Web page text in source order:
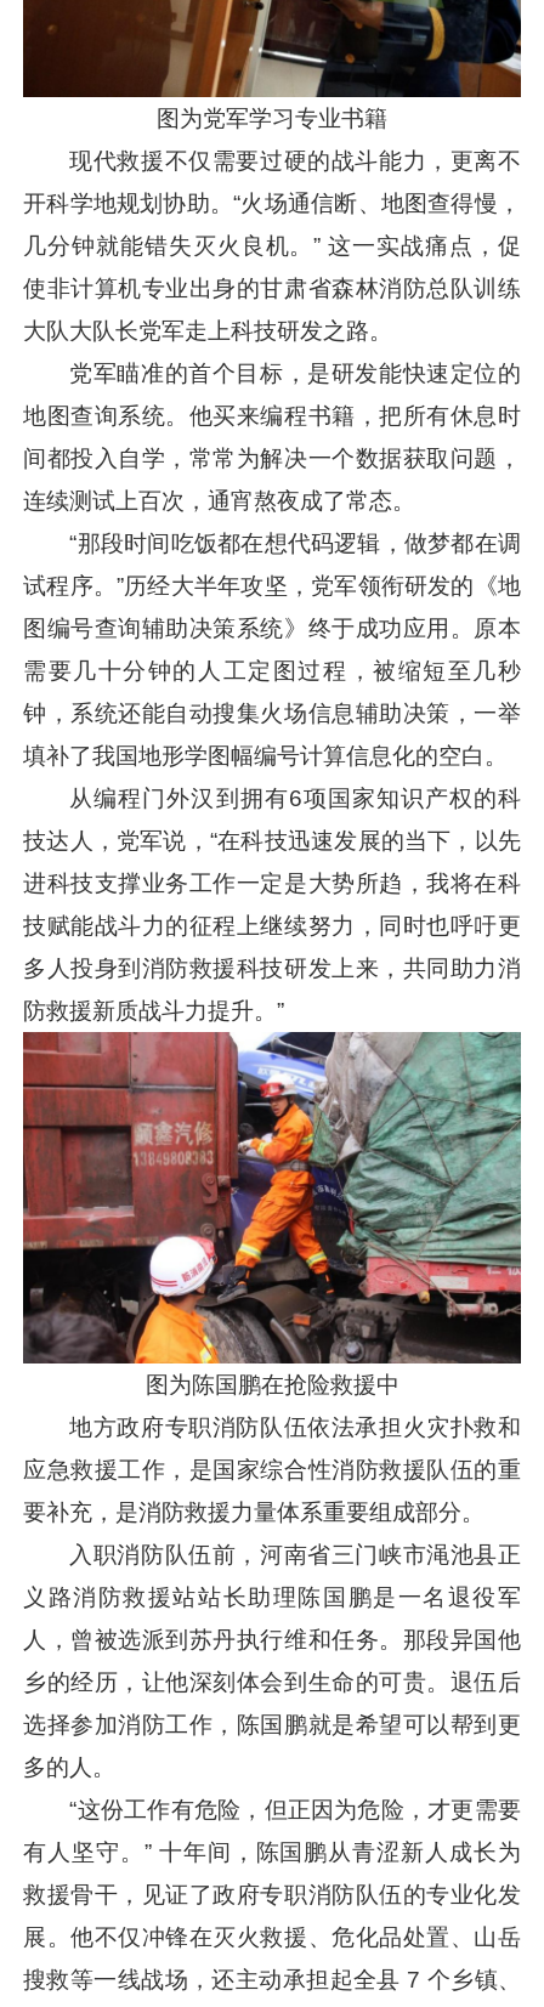
图为党军学习专业书籍
现代救援不仅需要过硬的战斗能力，更离不
开科学地规划协助。“火场通信断、地图查得慢，
几分钟就能错失灭火良机。” 这一实战痛点，促
使非计算机专业出身的甘肃省森林消防总队训练
大队大队长党军走上科技研发之路。
党军瞄准的首个目标，是研发能快速定位的
地图查询系统。他买来编程书籍，把所有休息时
间都投入自学，常常为解决一个数据获取问题，
连续测试上百次，通宵熬夜成了常态。
“那段时间吃饭都在想代码逻辑，做梦都在调
试程序。”历经大半年攻坚，党军领衔研发的《地
图编号查询辅助决策系统》终于成功应用。原本
需要几十分钟的人工定图过程，被缩短至几秒
钟，系统还能自动搜集火场信息辅助决策，一举
填补了我国地形学图幅编号计算信息化的空白。
从编程门外汉到拥有6项国家知识产权的科
技达人，党军说，“在科技迅速发展的当下，以先
进科技支撑业务工作一定是大势所趋，我将在科
技赋能战斗力的征程上继续努力，同时也呼吁更
多人投身到消防救援科技研发上来，共同助力消
防救援新质战斗力提升。”
图为陈国鹏在抢险救援中
地方政府专职消防队伍依法承担火灾扑救和
应急救援工作，是国家综合性消防救援队伍的重
要补充，是消防救援力量体系重要组成部分。
入职消防队伍前，河南省三门峡市渑池县正
义路消防救援站站长助理陈国鹏是一名退役军
人，曾被选派到苏丹执行维和任务。那段异国他
乡的经历，让他深刻体会到生命的可贵。退伍后
选择参加消防工作，陈国鹏就是希望可以帮到更
多的人。
“这份工作有危险，但正因为危险，才更需要
有人坚守。” 十年间，陈国鹏从青涩新人成长为
救援骨干，见证了政府专职消防队伍的专业化发
展。他不仅冲锋在灭火救援、危化品处置、山岳
搜救等一线战场，还主动承担起全县 7 个乡镇、